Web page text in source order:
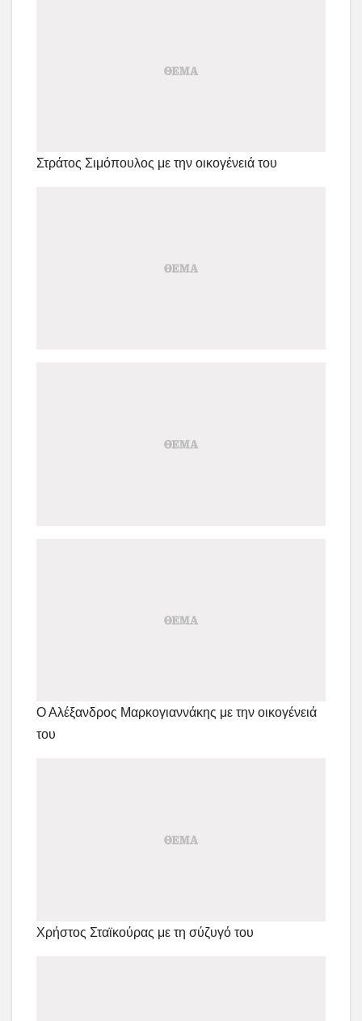
Στράτος Σιμόπουλος με την οικογένειά του
Ο Αλέξανδρος Μαρκογιαννάκης με την οικογένειά
του
Χρήστος Σταϊκούρας με τη σύζυγό του